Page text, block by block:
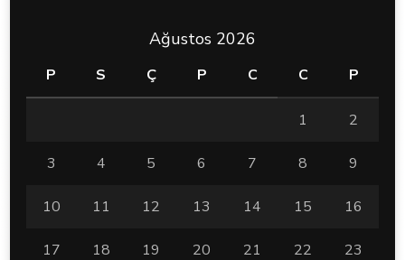
Ağustos 2026
P S Ç P C C P
1 2
3 4 5 6 7 8 9
10 11 12 13 14 15 16
17 18 19 20 21 22 23